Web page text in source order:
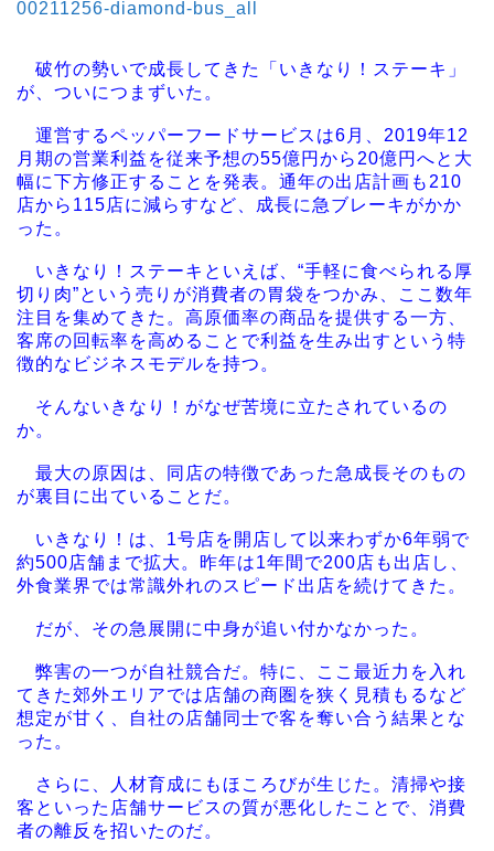
00211256-diamond-bus_all
破竹の勢いで成長してきた「いきなり！ステーキ」
が、ついにつまずいた。
運営するペッパーフードサービスは6月、2019年12
月期の営業利益を従来予想の55億円から20億円へと大
幅に下方修正することを発表。通年の出店計画も210
店から115店に減らすなど、成長に急ブレーキがかか
った。
いきなり！ステーキといえば、“手軽に食べられる厚
切り肉”という売りが消費者の胃袋をつかみ、ここ数年
注目を集めてきた。高原価率の商品を提供する一方、
客席の回転率を高めることで利益を生み出すという特
徴的なビジネスモデルを持つ。
そんないきなり！がなぜ苦境に立たされているの
か。
最大の原因は、同店の特徴であった急成長そのもの
が裏目に出ていることだ。
いきなり！は、1号店を開店して以来わずか6年弱で
約500店舗まで拡大。昨年は1年間で200店も出店し、
外食業界では常識外れのスピード出店を続けてきた。
だが、その急展開に中身が追い付かなかった。
弊害の一つが自社競合だ。特に、ここ最近力を入れ
てきた郊外エリアでは店舗の商圏を狭く見積もるなど
想定が甘く、自社の店舗同士で客を奪い合う結果とな
った。
さらに、人材育成にもほころびが生じた。清掃や接
客といった店舗サービスの質が悪化したことで、消費
者の離反を招いたのだ。